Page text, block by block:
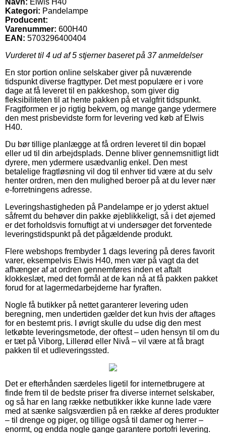
Kategori: Pandelampe
Producent:
Varenummer: 600H40
EAN: 5703296400404
Vurderet til 4 ud af 5 stjerner baseret på 37anmeldelser
En stor portion online selskaber giver på nuværende
tidspunkt diverse fragttyper. Det mest populære er i vore
dage at få leveret til en pakkeshop, som giver dig
fleksibiliteten til at hente pakken på et valgfrit tidspunkt.
Fragtformen er jo rigtig bekvem, og mange gange ydermere
den mest prisbevidste form for levering ved køb af Elwis
H40.
Du bør tillige planlægge at få ordren leveret til din bopæl
eller ud til din arbejdsplads. Denne bliver gennemsnitligt lidt
dyrere, men ydermere usædvanlig enkel. Den mest
betalelige fragtløsning vil dog til enhver tid være at du selv
henter ordren, men den mulighed beroer på at du lever nær
e-forretningens adresse.
Leveringshastigheden på Pandelampe er jo yderst aktuel
såfremt du behøver din pakke øjeblikkeligt, så i det øjemed
er det forholdsvis fornuftigt at vi undersøger det forventede
leveringstidspunkt på det pågældende produkt.
Flere webshops frembyder 1 dags levering på deres favorit
varer, eksempelvis Elwis H40, men vær på vagt da det
afhænger af at ordren gennemføres inden et aftalt
klokkeslæt, med det formål at de kan nå at få pakken pakket
forud for at lagermedarbejderne har fyraften.
Nogle få butikker på nettet garanterer levering uden
beregning, men undertiden gælder det kun hvis der aftages
for en bestemt pris. I øvrigt skulle du udse dig den mest
letkøbte leveringsmetode, der oftest – uden hensyn til om du
er tæt på Viborg, Lillerød eller Nivå – vil være at få bragt
pakken til et udleveringssted.
Det er efterhånden særdeles ligetil for internetbrugere at
finde frem til de bedste priser fra diverse internet selskaber,
og så har en lang række netbutikker ikke kunne lade være
med at sænke salgsværdien på en række af deres produkter
– til drenge og piger, og tillige også til damer og herrer –
enormt, og endda nogle gange garantere portofri levering.